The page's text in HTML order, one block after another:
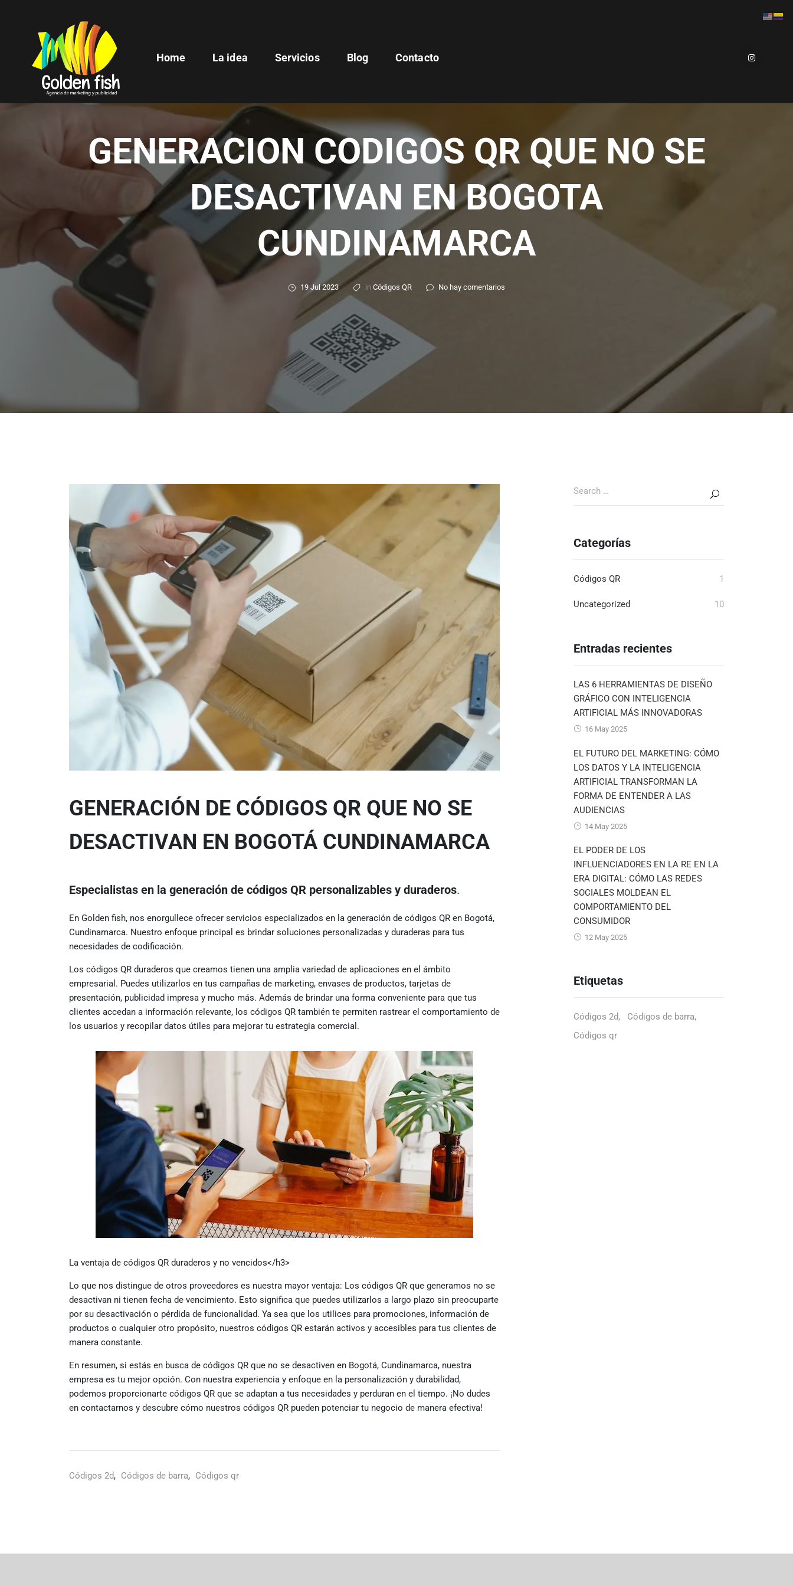
Home La idea Servicios Blog Contacto
GENERACION CODIGOS QR QUE NO SE
DESACTIVAN EN BOGOTA
CUNDINAMARCA
19 Jul 2023 in Códigos QR No hay comentarios
GENERACIÓN DE CÓDIGOS QR QUE NO SE
DESACTIVAN EN BOGOTÁ CUNDINAMARCA
Especialistas en la generación de códigos QR personalizables y duraderos.
En Golden fish, nos enorgullece ofrecer servicios especializados en la generación de códigos QR en Bogotá,
Cundinamarca. Nuestro enfoque principal es brindar soluciones personalizadas y duraderas para tus
necesidades de codificación.
Los códigos QR duraderos que creamos tienen una amplia variedad de aplicaciones en el ámbito
empresarial. Puedes utilizarlos en tus campañas de marketing, envases de productos, tarjetas de
presentación, publicidad impresa y mucho más. Además de brindar una forma conveniente para que tus
clientes accedan a información relevante, los códigos QR también te permiten rastrear el comportamiento de
los usuarios y recopilar datos útiles para mejorar tu estrategia comercial.
La ventaja de códigos QR duraderos y no vencidos</h3>
Lo que nos distingue de otros proveedores es nuestra mayor ventaja: Los códigos QR que generamos no se
desactivan ni tienen fecha de vencimiento. Esto significa que puedes utilizarlos a largo plazo sin preocuparte
por su desactivación o pérdida de funcionalidad. Ya sea que los utilices para promociones, información de
productos o cualquier otro propósito, nuestros códigos QR estarán activos y accesibles para tus clientes de
manera constante.
En resumen, si estás en busca de códigos QR que no se desactiven en Bogotá, Cundinamarca, nuestra
empresa es tu mejor opción. Con nuestra experiencia y enfoque en la personalización y durabilidad,
podemos proporcionarte códigos QR que se adaptan a tus necesidades y perduran en el tiempo. ¡No dudes
en contactarnos y descubre cómo nuestros códigos QR pueden potenciar tu negocio de manera efectiva!
Códigos 2d, Códigos de barra, Códigos qr
Categorías
Códigos QR 1
Uncategorized 10
Entradas recientes
LAS 6 HERRAMIENTAS DE DISEÑO
GRÁFICO CON INTELIGENCIA
ARTIFICIAL MÁS INNOVADORAS
16 May 2025
EL FUTURO DEL MARKETING: CÓMO
LOS DATOS Y LA INTELIGENCIA
ARTIFICIAL TRANSFORMAN LA
FORMA DE ENTENDER A LAS
AUDIENCIAS
14 May 2025
EL PODER DE LOS
INFLUENCIADORES EN LA RE EN LA
ERA DIGITAL: CÓMO LAS REDES
SOCIALES MOLDEAN EL
COMPORTAMIENTO DEL
CONSUMIDOR
12 May 2025
Etiquetas
Códigos 2d
Códigos de barra
Códigos qr